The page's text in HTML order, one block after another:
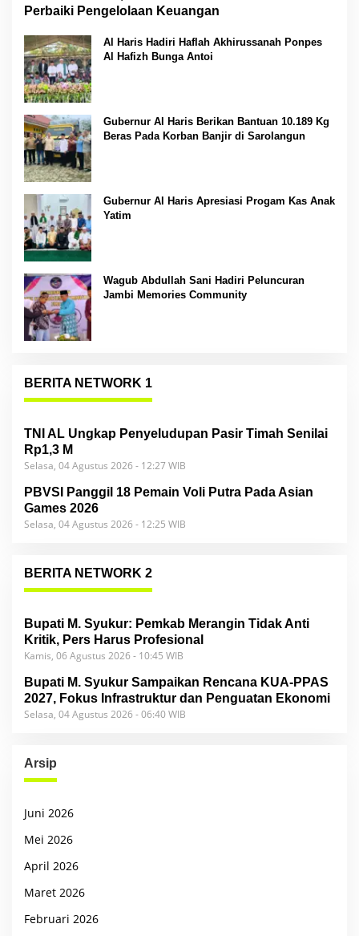
Perbaiki Pengelolaan Keuangan
Al Haris Hadiri Haflah Akhirussanah Ponpes
Al Hafizh Bunga Antoi
Gubernur Al Haris Berikan Bantuan 10.189 Kg
Beras Pada Korban Banjir di Sarolangun
Gubernur Al Haris Apresiasi Progam Kas Anak
Yatim
Wagub Abdullah Sani Hadiri Peluncuran
Jambi Memories Community
BERITA NETWORK 1
TNI AL Ungkap Penyeludupan Pasir Timah Senilai
Rp1,3 M
Selasa, 04 Agustus 2026 - 12:27 WIB
PBVSI Panggil 18 Pemain Voli Putra Pada Asian
Games 2026
Selasa, 04 Agustus 2026 - 12:25 WIB
BERITA NETWORK 2
Bupati M. Syukur: Pemkab Merangin Tidak Anti
Kritik, Pers Harus Profesional
Kamis, 06 Agustus 2026 - 10:45 WIB
Bupati M. Syukur Sampaikan Rencana KUA-PPAS
2027, Fokus Infrastruktur dan Penguatan Ekonomi
Selasa, 04 Agustus 2026 - 06:40 WIB
Arsip
Juni 2026
Mei 2026
April 2026
Maret 2026
Februari 2026